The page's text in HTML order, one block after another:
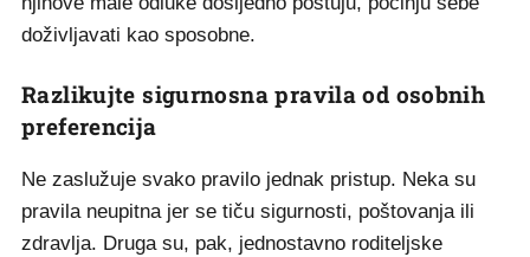
doživljavati kao sposobne.
Razlikujte sigurnosna pravila od osobnih
preferencija
Ne zaslužuje svako pravilo jednak pristup. Neka su
pravila neupitna jer se tiču sigurnosti, poštovanja ili
zdravlja. Druga su, pak, jednostavno roditeljske